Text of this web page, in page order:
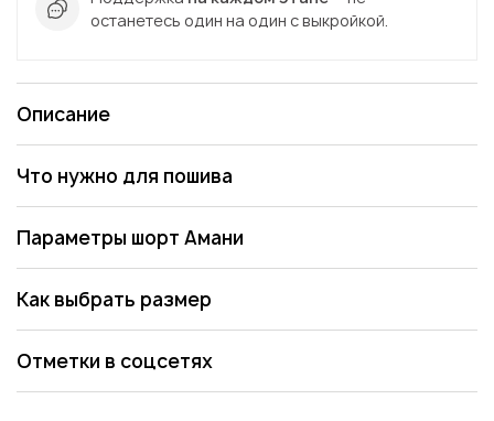
останетесь один на один с выкройкой.
Описание
Что нужно для пошива
Параметры шорт Амани
Как выбрать размер
Отметки в соцсетях